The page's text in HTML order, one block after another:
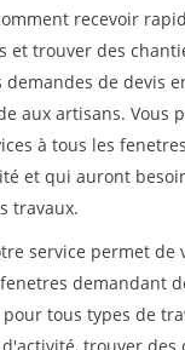
recevoir
et trouver des
demandes de devis
aux artisans. Vous
à tous les
et qui auront
travaux.
service permet de
demandant
tous types de